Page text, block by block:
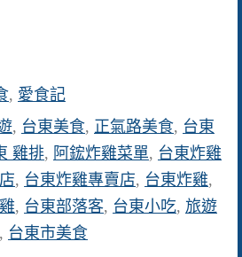
, 愛食記
, 台東美食, 正氣路美食, 台東
雞排, 阿鋐炸雞菜單, 台東炸雞
, 台東炸雞專賣店, 台東炸雞,
, 台東部落客, 台東小吃, 旅遊
, 台東市美食